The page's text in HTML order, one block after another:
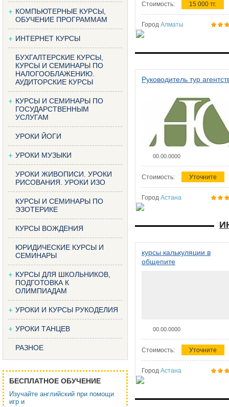
КОМПЬЮТЕРНЫЕ КУРСЫ,
ОБУЧЕНИЕ ПРОГРАММАМ
ИНТЕРНЕТ КУРСЫ
БУХГАЛТЕРСКИЕ КУРСЫ,
КУРСЫ И СЕМИНАРЫ ПО
НАЛОГООБЛАЖЕНИЮ.
АУДИТОРСКИЕ КУРСЫ
КУРСЫ И СЕМИНАРЫ ПО
ГОСУДАРСТВЕННЫМ
УСЛУГАМ
УРОКИ ЙОГИ
УРОКИ МУЗЫКИ
УРОКИ ЖИВОПИСИ. УРОКИ
РИСОВАНИЯ. УРОКИ ИЗО
КУРСЫ И СЕМИНАРЫ ПО
ЭЗОТЕРИКЕ
КУРСЫ ВОЖДЕНИЯ
ЮРИДИЧЕСКИЕ КУРСЫ И
СЕМИНАРЫ
КУРСЫ ДЛЯ ШКОЛЬНИКОВ,
ПОДГОТОВКА К
ОЛИМПИАДАМ
УРОКИ И КУРСЫ РУКОДЕЛИЯ
УРОКИ ТАНЦЕВ
РАЗНОЕ
БЕСПЛАТНОЕ ОБУЧЕНИЕ
Изучайте английский при помощи
игр и
Стоимость: 15 000 тг.
Город Алматы
Руководитель тур
00.00.0000
Стоимость: Уточните
Город Астана
курсы калькуляции в
общепите
00.00.0000
Стоимость: Уточните
Город Астана